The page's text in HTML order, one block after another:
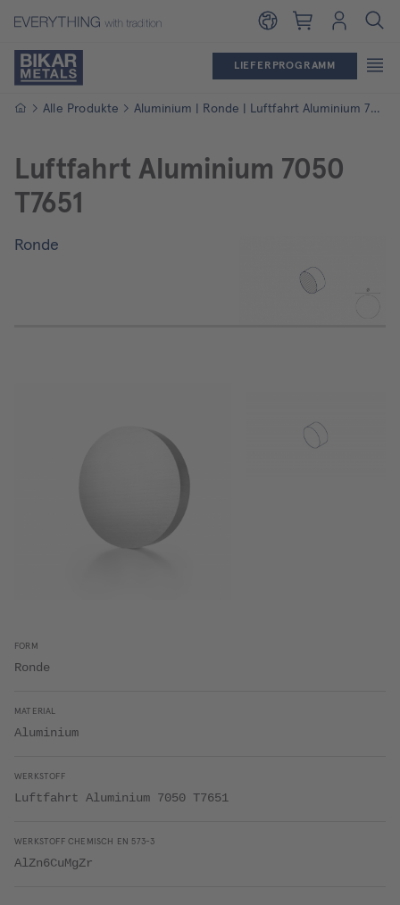
Warenkorb
Login
LIEFERPROGRAMM
StartseiteAlle Produkte Aluminium | Ronde | Luftfahrt Aluminium 7050 T7651
Luftfahrt Aluminium 7050
T7651
Ronde
FORM
Ronde
MATERIAL
Aluminium
WERKSTOFF
Luftfahrt Aluminium 7050 T7651
WERKSTOFF CHEMISCH EN 573-3
AlZn6CuMgZr